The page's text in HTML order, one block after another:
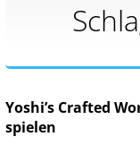
Yoshi’s Crafted
spielen